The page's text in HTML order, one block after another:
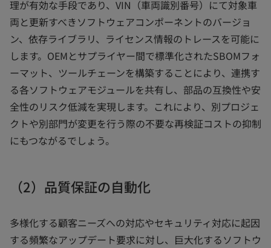
理が有効な手段であり、VIN（車両識別番号）にて対象車
両と更新すべきソフトウェアコンポーネントのバージョ
ン、依存ライブラリ、ライセンス情報のトレースを可能に
します。OEMとサプライヤー間で標準化されたSBOMフォ
ーマット、ツールチェーンを構築することにより、連携す
る各ソフトウェアモジュールを共有し、部品の互換性や安
全性のリスク低減を実現します。これにより、別プロジェ
クトや別部門が変更を行う際の不要な再検証コストの抑制
にもつながるでしょう。
（2）品質保証の自動化
多様化する顧客ニーズへの対応やセキュリティ対応に起因
する頻繁なアップデート要求に対し、巨大化するソフトウ